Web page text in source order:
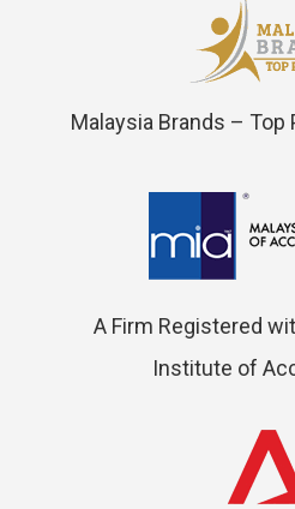
Malaysia Brands – Top
A Firm Registered
Institute of